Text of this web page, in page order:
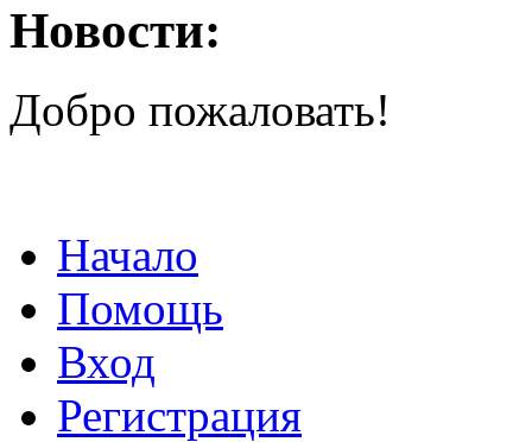
Новости:
Добро пожаловать!
Начало
Помощь
Вход
Регистрация